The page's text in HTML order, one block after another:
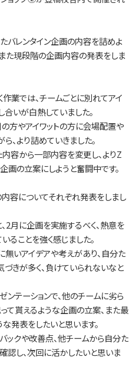
バレンタイン企画の内容を詰めよ
た現段階の企画内容の発表をしま
業では、チームごとに別れてアイ
いが白熱していました。
方やアイワットの方に会場配置や
、より詰めていきました。
容から一部内容を変更し、よりZ
画の立案にしようと奮闘中です。
容についてそれぞれ発表をしまし
2月に企画を実施するべく、熱意を
ることを強く感じました。
無いアイデアや考えがあり、自分た
きが多く、負けていられないなと
テーションで、他のチームに劣ら
て貰えるような企画の立案、また最
発表をしたいと思います。
ックや改善点、他チームから自分た
認し、次回に活かしたいと思いま